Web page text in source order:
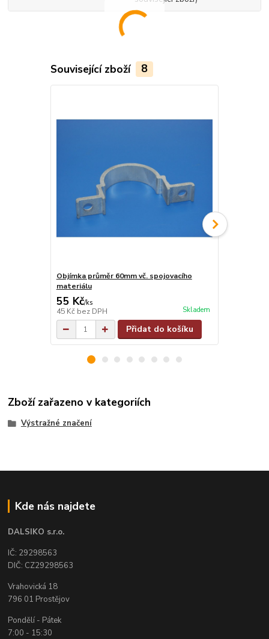
Související zboží 8
Objímka průměr 60mm vč. spojovacího
materiálu
55 Kč/ks
45 Kč bez DPH Skladem
Přidat do košíku
Zboží zařazeno v kategoriích
Výstražné značení
Kde nás najdete
DALSIKO s.r.o.
IČ: 29298563
DIČ: CZ29298563
Vrahovická 18
796 01 Prostějov
Pondělí - Pátek
7:00 - 15:30